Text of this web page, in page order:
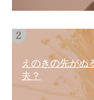
えのきの先がぬ
夫？